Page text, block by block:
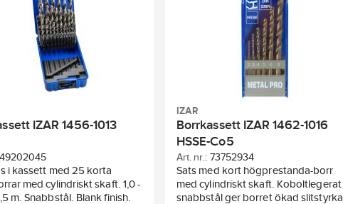
mm Borrlängd:130 mm
mm Borrlängd:140 mm
mm Borrlängd:150
mm Borrlängd:160 mm
mm Borrlängd:165
mm Borrlängd:175 mm
IZAR 1456-1013
49202045
i kassett med 25 korta
med cylindriskt skaft. 1,0 -
m. Snabbstål. Blank finish.
IZAR
Borrkassett IZAR 1462-1016
HSSE-Co5
Art. nr.: 73752934
Sats med kort högprestanda-borr
med cylindriskt skaft. Koboltlegerat
snabbstål ger borret ökad slitstyrka.